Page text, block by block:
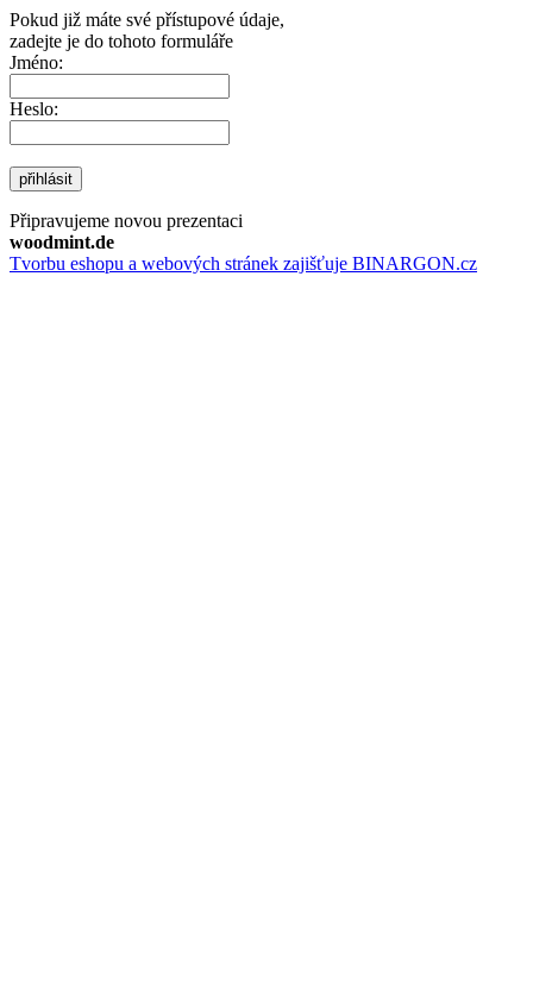
Pokud již máte své přístupové údaje,
zadejte je do tohoto formuláře
Jméno:
Heslo:
přihlásit
Připravujeme novou prezentaci
woodmint.de
Tvorbu eshopu a webových stránek zajišťuje BINARGON.cz